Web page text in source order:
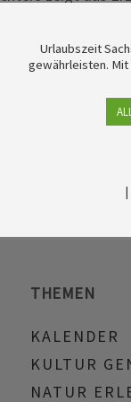
andere (Vor-
Anton Günther
THEMEN
KALENDER
KULTUR
NATUR
Urlaubszeit
gewährleisten.
|